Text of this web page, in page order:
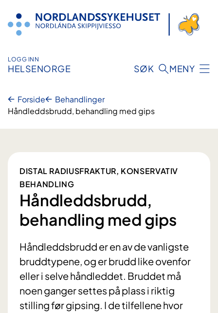
innhold
LOGG INN
HELSENORGE SØK MENY
Forside
Behandlinger
Håndleddsbrudd, behandling med gips
DISTAL RADIUSFRAKTUR, KONSERVATIV
BEHANDLING
Håndleddsbrudd,
behandling med gips
Håndleddsbrudd er en av de vanligste
bruddtypene, og er brudd like ovenfor
eller i selve håndleddet. Bruddet må
noen ganger settes på plass i riktig
stilling før gipsing. I de tilfellene hvor